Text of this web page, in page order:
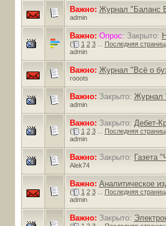
Важно: Журнал "Баланс
admin
Важно: Опрос: Закрыто:
( 1 2 3... Последняя
admin
Важно: Журнал "Всё о
rooots
Важно: Закрыто: Журнал
admin
Важно: Закрыто: Дебет-
( 1 2 3... Последняя
admin
Важно: Закрыто: Газета
Alek74
Важно: Аналитическое
( 1 2 3... Последняя
admin
Важно: Закрыто: